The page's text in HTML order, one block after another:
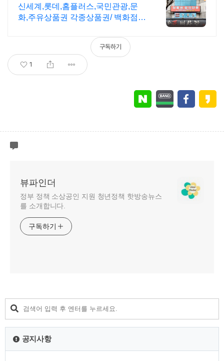
신세계,롯데,홈플러스,국민관광,문
화,주유상품권 각종상품권/ 백화점배
1
구독하기
뷰파인더
정부 정책 소상공인 지원 청년정책 핫방송뉴스
를 소개합니다.
구독하기
공지사항